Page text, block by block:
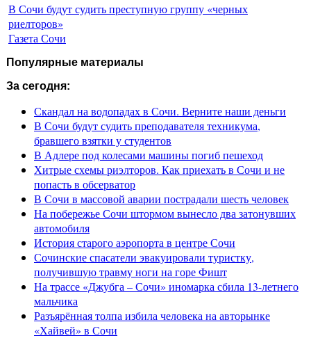
В Сочи будут судить преступную группу «черных
риелторов»
Газета Сочи
Популярные материалы
За сегодня:
Скандал на водопадах в Сочи. Верните наши деньги
В Сочи будут судить преподавателя техникума,
бравшего взятки у студентов
В Адлере под колесами машины погиб пешеход
Хитрые схемы риэлторов. Как приехать в Сочи и не
попасть в обсерватор
В Сочи в массовой аварии пострадали шесть человек
На побережье Сочи штормом вынесло два затонувших
автомобиля
История старого аэропорта в центре Сочи
Сочинские спасатели эвакуировали туристку,
получившую травму ноги на горе Фишт
На трассе «Джубга – Сочи» иномарка сбила 13-летнего
мальчика
Разъярённая толпа избила человека на авторынке
«Хайвей» в Сочи